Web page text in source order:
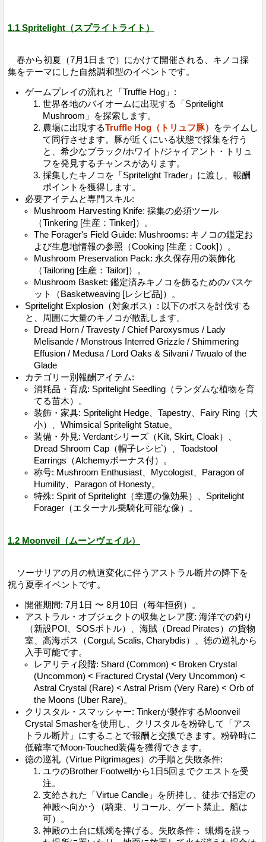
1.1 Spritelight（スプライトライト）
春から初夏（7月1日まで）にかけて開催される、キノコ採
集をテーマにした自然調和型のイベントです。
ゲームプレイの流れと「Truffle Hog」:
世界各地のバイオームに出現する「Spritelight
Mushroom」を探索します。
農場に出現するTruffle Hog（トリュフ豚）
をテイムし
て同行させます。豚が近くにいる状態で採集を行う
と、希少なブラック/ホワイト/ジャイアント・トリュ
フを発見するチャンスがあります。
採集したキノコを「Spritelight Trader」に渡し、報酬
ポイントを獲得します。
必要アイテムと専門スキル:
Mushroom Harvesting Knife: 採集の必須ツール
（Tinkering [生産：Tinker]）。
The Forager's Field Guide: Mushrooms: キノコの鑑定お
よび生息地情報の参照（Cooking [生産：Cook]）。
Mushroom Preservation Pack: 永久保存用の装飾化
（Tailoring [生産：Tailor]）。
Mushroom Basket: 鑑定済みキノコを飾るためのバスケ
ット（Basketweaving [レシピ品]）。
Spritelight Explosion（対象ボス）: 以下のボスを討伐する
と、周囲に大量のキノコが散乱します。
Dread Horn / Travesty / Chief Paroxysmus / Lady
Melisande / Monstrous Interred Grizzle / Shimmering
Effusion / Medusa / Lord Oaks & Silvani / Twualo of the
Glade
カテゴリー別報酬アイテム:
消耗品・育成: Spritelight Seedling（ランダムな植物を育
てる苗木）。
装飾・家具: Spritelight Hedge、Tapestry、Fairy Ring（大
小）、Whimsical Spritelight Statue。
装備・外見: Verdantシリーズ（Kilt, Skirt, Cloak）、
Dread Shroom Cap（帽子レシピ）、Toadstool
Earrings（Alchemyボーナス付）。
称号: Mushroom Enthusiast、Mycologist、Paragon of
Humility、Paragon of Honesty。
特殊: Spirit of Spritelight（幸運の像効果）、Spritelight
Forager（エターナル乗騎化可能な像）。
1.2 Moonveil（ムーンヴェイル）
ソーサリアの月の軌道変化に伴うアストラル断片の降下を
祝う夏季イベントです。
開催期間: 7月1日 〜 8月10日（毎年恒例）。
アストラル・オブジェクトの収集とレア度: 海洋での釣り
（新設POI、SOSボトル）、海賊（Dread Pirates）の貨物
室、高海ボス（Corgul, Scalis, Charybdis）、徳の巡礼から
入手可能です。
レアリティ段階: Shard (Common) < Broken Crystal
(Uncommon) < Fractured Crystal (Very Uncommon) <
Astral Crystal (Rare) < Astral Prism (Very Rare) < Orb of
the Moons (Uber Rare)。
クリスタル・スマッシャー: Tinkerが製作するMoonveil
Crystal Smasherを使用し、クリスタルを粉砕して「アス
トラル断片」にすることで報酬と交換できます。粉砕時に
低確率でMoon-Touched装備を獲得できます。
徳の巡礼（Virtue Pilgrimages）の手順と失敗条件:
ユウのBrother Footwellから1日5回までクエストを受
注。
支給された「Virtue Candle」を所持し、徒歩で指定の
神殿へ向かう（騎乗、リコール、ゲート禁止。船は
可）。
神殿の土台に蝋燭を捧げる。失敗条件： 蝋燭を誤っ